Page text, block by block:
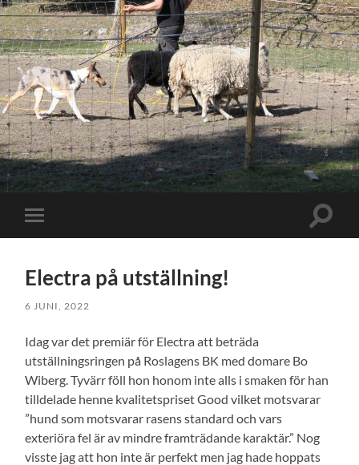
Slå
på/av
Slå
Electra på utställning!
6 JUNI, 2022
Idag var det premiär för Electra att beträda
utställningsringen på Roslagens BK med domare Bo
Wiberg. Tyvärr föll hon honom inte alls i smaken för han
tilldelade henne kvalitetspriset Good vilket motsvarar
”hund som motsvarar rasens standard och vars
exteriöra fel är av mindre framträdande karaktär.” Nog
visste jag att hon inte är perfekt men jag hade hoppats